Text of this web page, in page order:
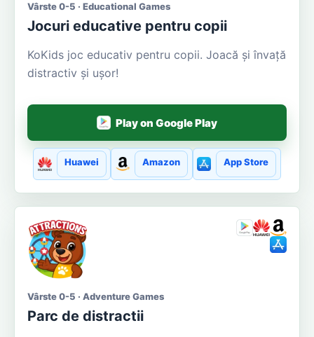
Vârste 0-5 · Educational Games
Jocuri educative pentru copii
KoKids joc educativ pentru copii. Joacă și învață
distractiv și ușor!
Play on Google Play
Huawei Amazon App Store
Vârste 0-5 · Adventure Games
Parc de distractii